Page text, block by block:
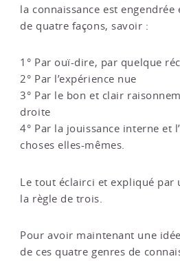
la connaissance est engendrée
de quatre façons, savoir :
1° Par ouï-dire, par quelque
2° Par l’expérience nue
3° Par le bon et clair
droite
4° Par la jouissance interne et
choses elles-mêmes.
Le tout éclairci et expliqué par
la règle de trois.
Pour avoir maintenant une
de ces quatre genres de